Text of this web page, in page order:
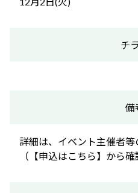
チ
備
詳細は、イベント主催者等
（【申込はこちら】から確